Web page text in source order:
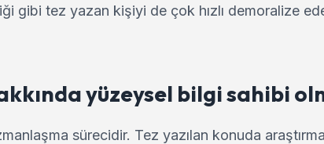
gibi tez yazan kişiyi de çok hızlı demoralize
yüzeysel bilgi sahibi
sürecidir. Tez yazılan konuda